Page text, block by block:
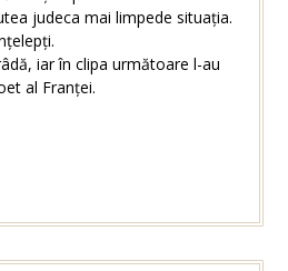
judeca mai limpede situația.
iar în clipa următoare l-au
al Franței.